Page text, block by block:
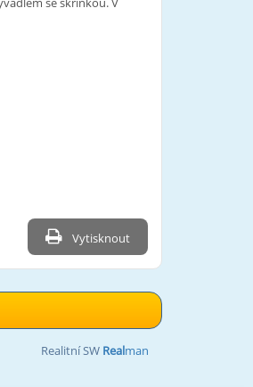
Vytisknout
Realitní SW Realman